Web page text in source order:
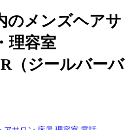
のメンズヘアサ
理容室
（ジールバーバ